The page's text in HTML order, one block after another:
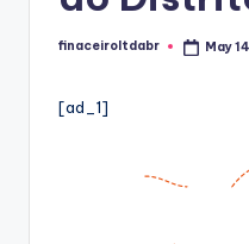
Posted
finaceiroltdabr May
[ad_1]